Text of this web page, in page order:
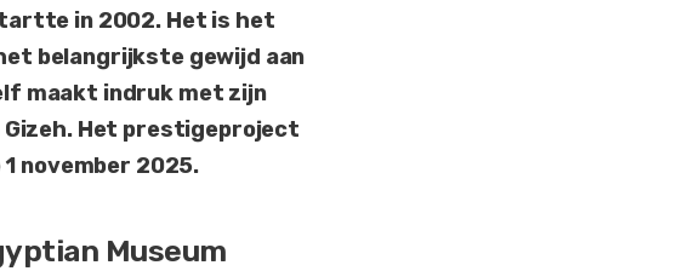
in 2002. Het is het
belangrijkste gewijd aan
maakt indruk met zijn
Het prestigeproject
november 2025.
Museum